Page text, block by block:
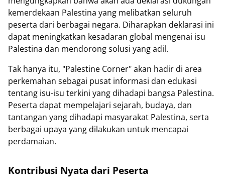
kemerdekaan Palestina yang melibatkan seluruh
peserta dari berbagai negara. Diharapkan deklarasi ini
dapat meningkatkan kesadaran global mengenai isu
Palestina dan mendorong solusi yang adil.
Tak hanya itu, "Palestine Corner" akan hadir di area
perkemahan sebagai pusat informasi dan edukasi
tentang isu-isu terkini yang dihadapi bangsa Palestina.
Peserta dapat mempelajari sejarah, budaya, dan
tantangan yang dihadapi masyarakat Palestina, serta
berbagai upaya yang dilakukan untuk mencapai
perdamaian.
Kontribusi Nyata dari Peserta